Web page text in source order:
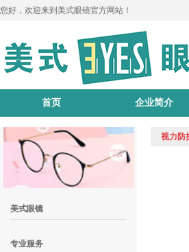
您好，欢迎来到美式眼镜官方网站！
首页 企业简介
美式眼镜
专业服务
视力防